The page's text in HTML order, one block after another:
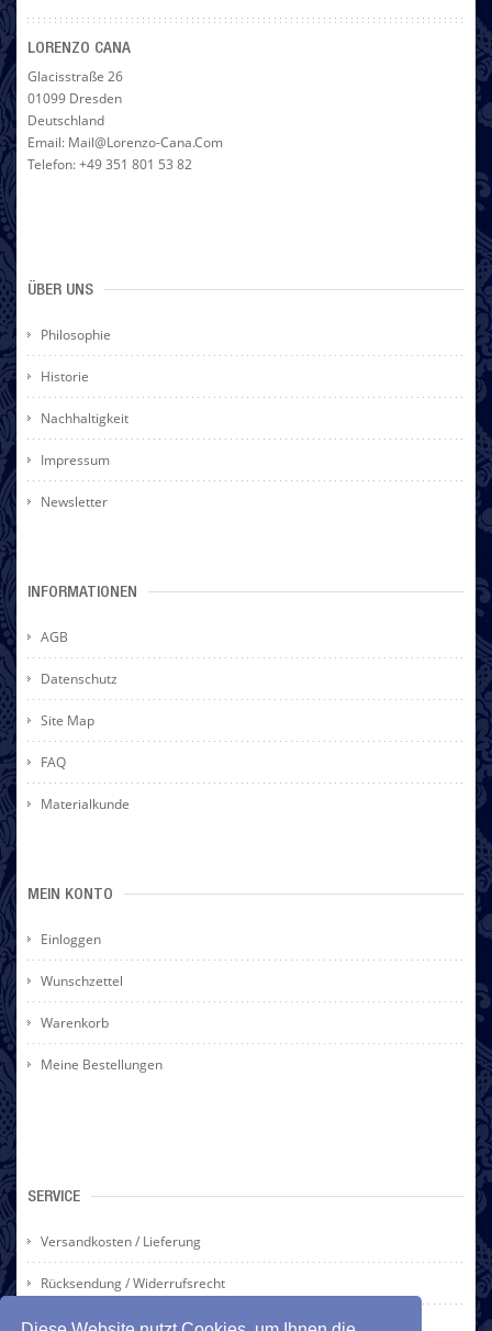
LORENZO CANA
Glacisstraße 26
01099 Dresden
Deutschland
Email: Mail@lorenzo-Cana.com
Telefon: +49 351 801 53 82
ÜBER UNS
Philosophie
Historie
Nachhaltigkeit
Impressum
Newsletter
INFORMATIONEN
AGB
Datenschutz
Site Map
FAQ
Materialkunde
MEIN KONTO
Einloggen
Wunschzettel
Warenkorb
Meine Bestellungen
SERVICE
Versandkosten / Lieferung
Rücksendung / Widerrufsrecht
Zahlarten